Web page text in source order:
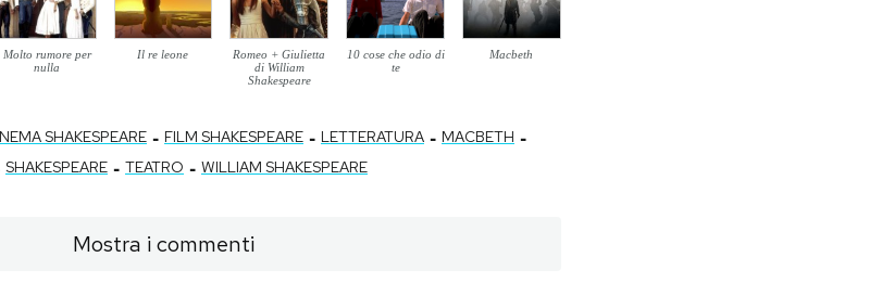
Molto rumore per
nulla
Il re leone
Romeo + Giulietta
di William
Shakespeare
10 cose che odio di
te
Macbeth
SHAKESPEARE - FILM SHAKESPEARE - LETTERATURA - MACBETH -
SHAKESPEARE - TEATRO - WILLIAM SHAKESPEARE
Mostra i commenti